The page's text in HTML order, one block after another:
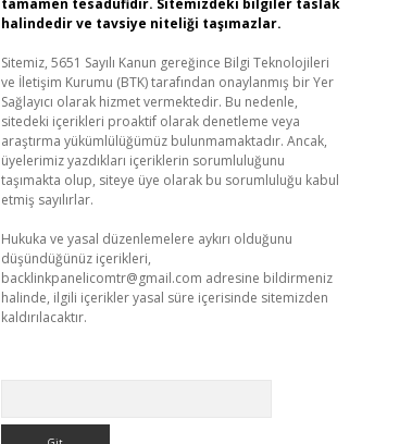
tamamen tesadüfidir. Sitemizdeki bilgiler taslak
halindedir ve tavsiye niteliği taşımazlar.
Sitemiz, 5651 Sayılı Kanun gereğince Bilgi Teknolojileri
ve İletişim Kurumu (BTK) tarafından onaylanmış bir Yer
Sağlayıcı olarak hizmet vermektedir. Bu nedenle,
sitedeki içerikleri proaktif olarak denetleme veya
araştırma yükümlülüğümüz bulunmamaktadır. Ancak,
üyelerimiz yazdıkları içeriklerin sorumluluğunu
taşımakta olup, siteye üye olarak bu sorumluluğu kabul
etmiş sayılırlar.
Hukuka ve yasal düzenlemelere aykırı olduğunu
düşündüğünüz içerikleri,
backlinkpanelicomtr@gmail.com adresine bildirmeniz
halinde, ilgili içerikler yasal süre içerisinde sitemizden
kaldırılacaktır.